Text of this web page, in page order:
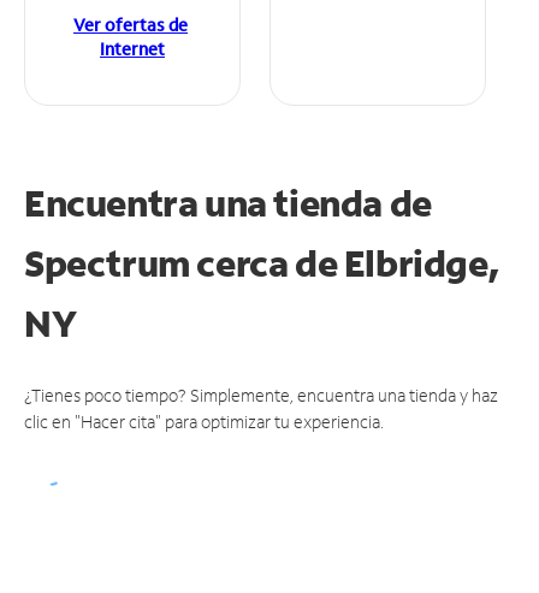
Ver ofertas de
Internet
Encuentra una tienda de
Spectrumcerca de Elbridge,
NY
¿Tienes poco tiempo? Simplemente, encuentra una tienda y haz
clic en "Hacer cita" para optimizar tu experiencia.